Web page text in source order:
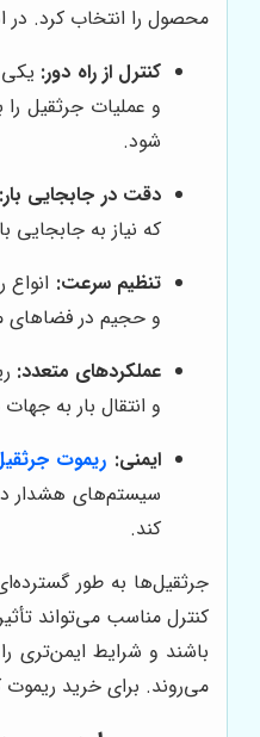
محصول را انتخاب کرد. در
کنترل از راه دور: یکی
و عملیات جرثقیل را
شود.
دقت در جابجایی بار:
که نیاز به
تنظیم سرعت:
و حجیم در فضاهای
عملکردهای متعدد:
و انتقال بار به
ایمنی: ریموت
سیستم‌های هشدار
کند.
جرثقیل‌ها به طور
کنترل مناسب می‌تواند
باشند و شرایط ایمن‌تری
می‌روند. برای خرید ریموت